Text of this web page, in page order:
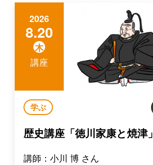
2026
8.20
木
講座
学ぶ
歴史講座「徳川家康と焼津」
講師：小川 博 さん